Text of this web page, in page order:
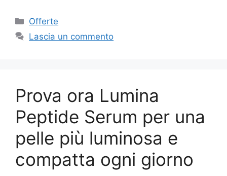
Categorie
Offerte
Lascia un commento
Prova ora Lumina
Peptide Serum per una
pelle più luminosa e
compatta ogni giorno